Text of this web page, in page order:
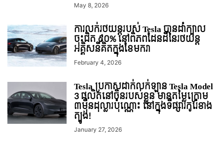
May 8, 2026
ការលក់រថយន្តរបស់ Tesla បានដាំក្បាល
ចុះជិត ៩០% នៅពិភពដែនដីនៃរថយន្ត
អគ្គិសនីគិតក្នុងខែមករា
February 4, 2026
Tesla ប្រកាសដាក់លក់ឡាន Tesla Model
3 ផលិតនៅចិនរបស់ខ្លួន មានតម្លៃក្រោម
៣ម៉ឺនដុល្លារប៉ុណ្ណោះ នៅក្នុងទីផ្សារកូរ៉េខាង
ត្បូង!
January 27, 2026